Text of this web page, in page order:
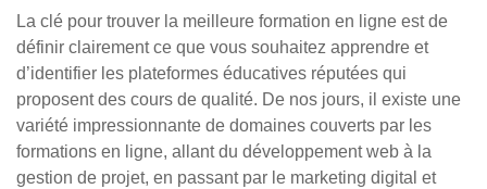
La clé pour trouver la meilleure formation en ligne est de
définir clairement ce que vous souhaitez apprendre et
d’identifier les plateformes éducatives réputées qui
proposent des cours de qualité. De nos jours, il existe une
variété impressionnante de domaines couverts par les
formations en ligne, allant du développement web à la
gestion de projet, en passant par le marketing digital et